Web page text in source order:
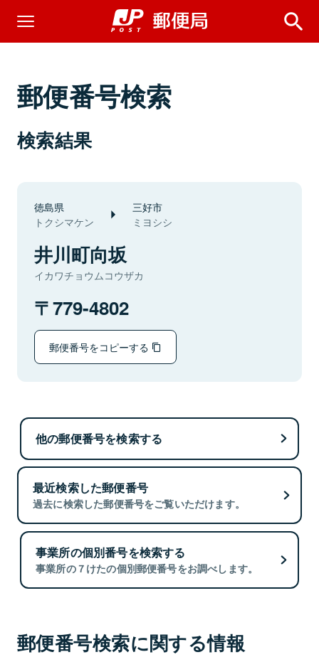
郵便番号検索
検索結果
徳島県
トクシマケン
三好市
ミヨシシ
井川町向坂
イカワチョウムコウザカ
779-4802
郵便番号をコピーする
他の郵便番号を検索する
最近検索した郵便番号
過去に検索した郵便番号をご覧いただけます。
事業所の個別番号を検索する
事業所の７けたの個別郵便番号をお調べします。
郵便番号検索に関する情報